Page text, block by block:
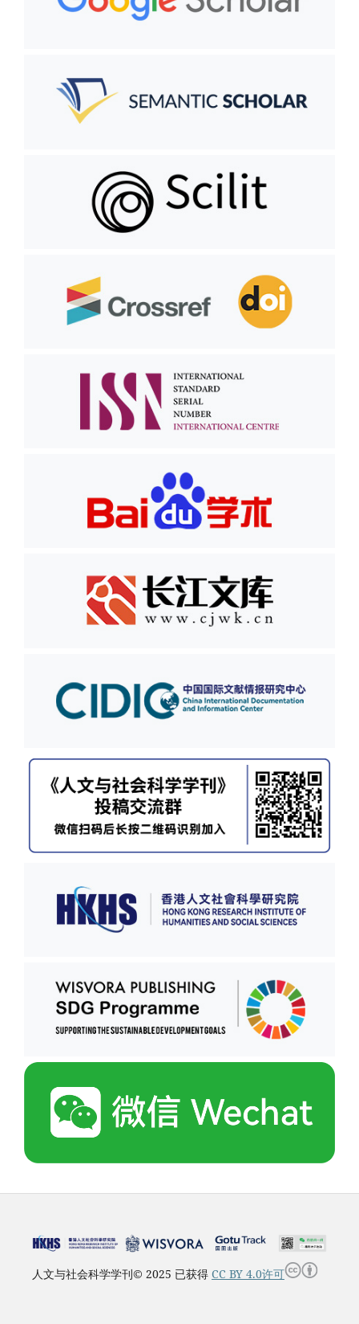
人文与社会科学学刊© 2025 已获得 CC BY 4.0许可